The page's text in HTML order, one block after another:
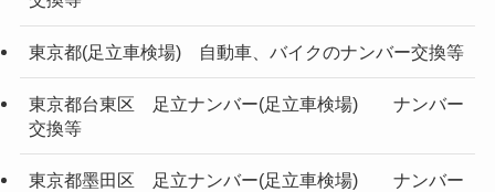
東京都(足立車検場) 自動車、バイクのナンバー交換等
東京都台東区 足立ナンバー(足立車検場) ナンバー
交換等
東京都墨田区 足立ナンバー(足立車検場) ナンバー